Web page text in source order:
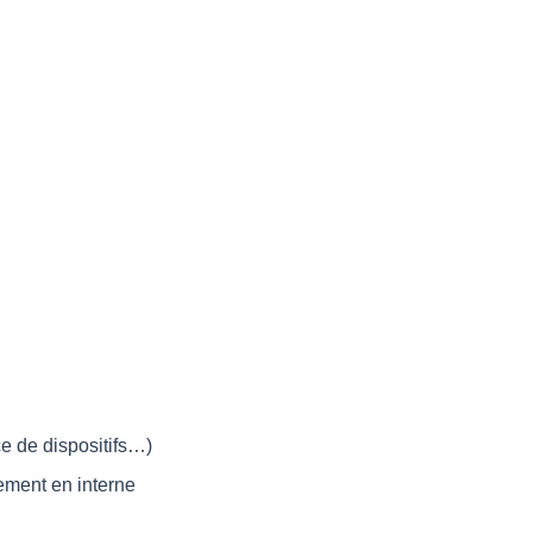
de dispositifs…)
en interne